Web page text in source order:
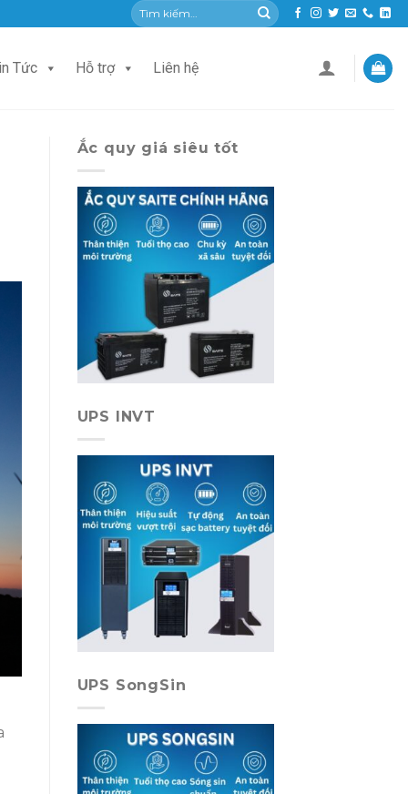
Tìm
kiếm:
Tức Hỗ trợ Liên hệ
Ắc quy giá siêu tốt
UPS INVT
UPS SongSin